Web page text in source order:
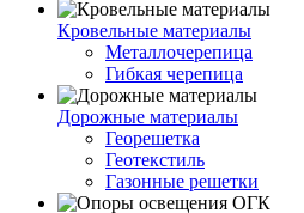
Кровельные материалы
Металлочерепица
Гибкая черепица
Дорожные материалы
Георешетка
Геотекстиль
Газонные решетки